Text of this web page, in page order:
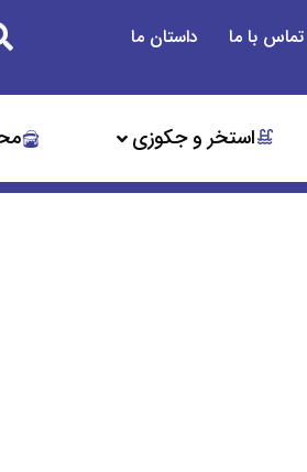
تماس با ما داستان ما
استخر و جکوزی